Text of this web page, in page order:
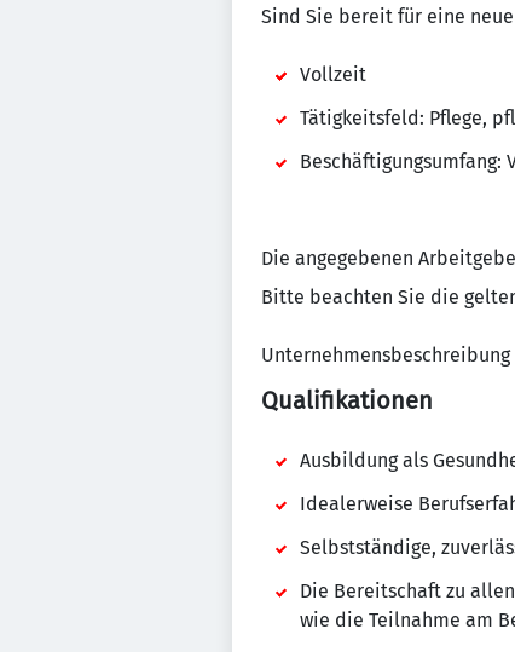
Sind Sie bereit für eine
Vollzeit
Tätigkeitsfeld: Pflege,
Beschäftigungsumfang:
Die angegebenen
Bitte beachten Sie die
Unternehmensbeschreibung
Qualifikationen
Ausbildung als
Idealerweise
Selbstständige,
Die Bereitschaft zu
wie die Teilnahme am